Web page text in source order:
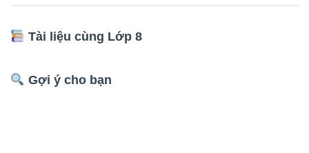
Tài liệu cùng Lớp 8
Gợi ý cho bạn